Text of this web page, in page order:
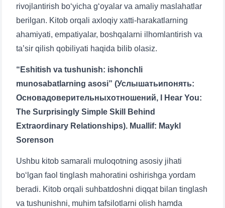
Ism va familiyangiz
Telefon raqamingiz
Pochta
yuborish
rivojlantirish bo‘yicha g‘oyalar va amaliy maslahatlar
berilgan. Kitob orqali axloqiy xatti-harakatlarning
ahamiyati, empatiyalar, boshqalarni ilhomlantirish va
ta’sir qilish qobiliyati haqida bilib olasiz.
“Eshitish va tushunish: ishonchli
munosabatlarning asosi” (Услышатьипонять:
Основадоверительныхотношений, I Hear You:
The Surprisingly Simple Skill Behind
Extraordinary Relationships). Muallif: Maykl
Sorenson
Ushbu kitob samarali muloqotning asosiy jihati
bo‘lgan faol tinglash mahoratini oshirishga yordam
beradi. Kitob orqali suhbatdoshni diqqat bilan tinglash
va tushunishni, muhim tafsilotlarni olish hamda